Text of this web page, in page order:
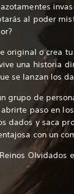
al poder
original o crea
una historia
se lanzan los
grupo de
paso en
dados y saca
con un
Olvidados